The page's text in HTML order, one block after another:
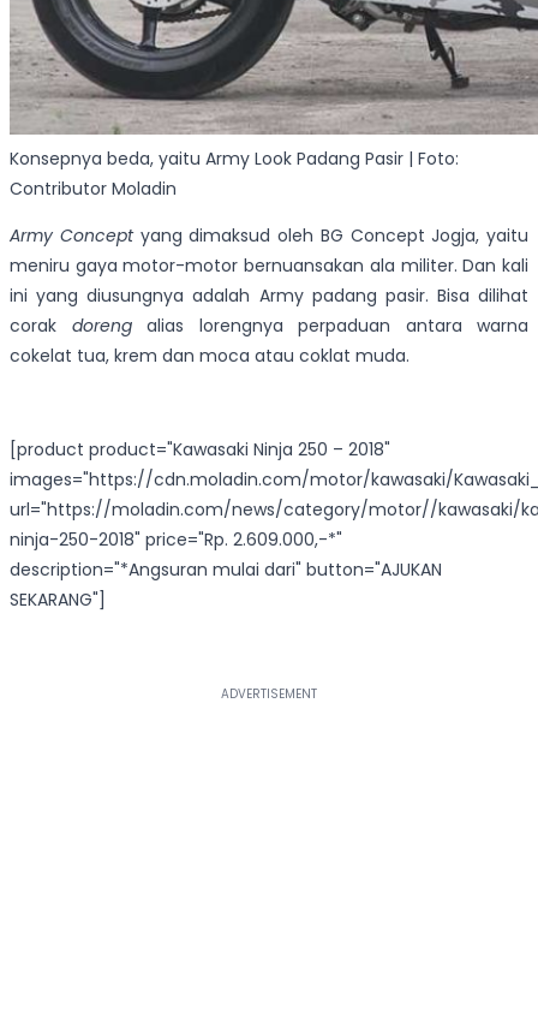
Konsepnya beda, yaitu Army Look Padang Pasir | Foto:
Contributor Moladin
Army Conceptyang dimaksud oleh BG Concept Jogja, yaitu
meniru gaya motor-motor bernuansakan ala militer. Dan kali
ini yang diusungnya adalah Army padang pasir. Bisa dilihat
corak dorengalias lorengnya perpaduan antara warna
cokelat tua, krem dan moca atau coklat muda.
[product product="Kawasaki Ninja 250 – 2018"
images="https://cdn.moladin.com/motor/kawasaki/
url="https://moladin.com/news/category/motor//kawasaki/
ninja-250-2018" price="Rp. 2.609.000,-*"
description="*Angsuran mulai dari" button="AJUKAN
SEKARANG"]